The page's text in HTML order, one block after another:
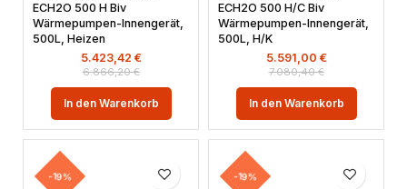
ECH2O 500 H Biv
Wärmepumpen-Innengerät,
500L, Heizen
6.866,20€
5.423,42 €
In den Warenkorb
ECH2O 500 H/C Biv
Wärmepumpen-Innengerät,
500L, H/K
7.080,40€
5.591,00 €
In den Warenkorb
-19% -19%